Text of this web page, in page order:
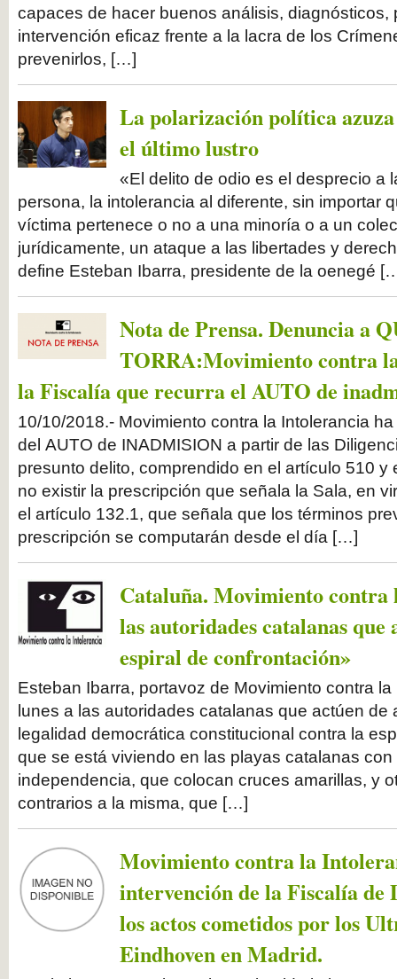
capaces de hacer buenos análisis, diagnósticos,
intervención eficaz frente a la lacra de los
prevenirlos, […]
La polarización política
el último lustro
«El delito de odio es el desprecio a
persona, la intolerancia al diferente, sin importar
víctima pertenece o no a una minoría o a un
jurídicamente, un ataque a las libertades y
define Esteban Ibarra, presidente de la oenegé
Nota de Prensa. Denuncia a
TORRA:Movimiento contra
la Fiscalía que recurra el AUTO de
10/10/2018.- Movimiento contra la Intolerancia
del AUTO de INADMISION a partir de las
presunto delito, comprendido en el artículo 510 y
no existir la prescripción que señala la Sala, en
el artículo 132.1, que señala que los términos
prescripción se computarán desde el día […]
Cataluña. Movimiento
las autoridades catalanas
espiral de confrontación»
Esteban Ibarra, portavoz de Movimiento contra
lunes a las autoridades catalanas que actúen de
legalidad democrática constitucional contra la
que se está viviendo en las playas catalanas
independencia, que colocan cruces amarillas, y
contrarios a la misma, que […]
Movimiento contra la
intervención de la Fiscalía de
los actos cometidos por los
Eindhoven en Madrid.